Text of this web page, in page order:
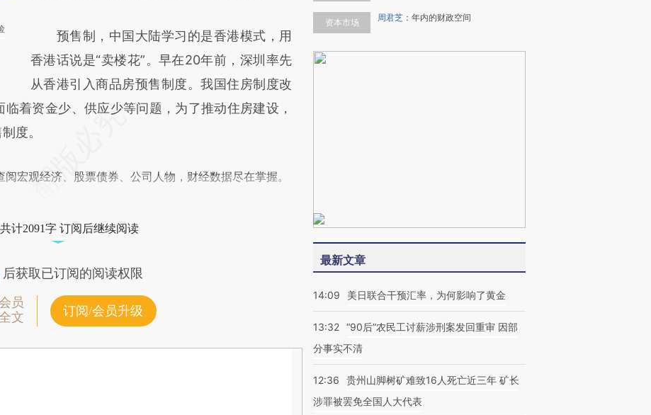
预售制，中国大陆学习的是香港模式，用
香港话说是“卖楼花”。早在20年前，深圳率先
从香港引入商品房预售制度。我国住房制度改
着资金少、供应少等问题，为了推动住房建设，
度。
阅宏观经济、股票债券、公司人物，财经数据尽在掌握。
计2091字 订阅后继续阅读
获取已订阅的阅读权限
员
文
订阅/会员升级
资本市场 周君芝 ： 年内的财政空间
最新文章
14:09 美日联合干预汇率，为何影响了黄金
13:32 “90后”农民工讨薪涉刑案发回重审 因部
分事实不清
12:36
贵州山脚树矿难致16人死亡近三年 矿长
涉罪被罢免全国人大代表